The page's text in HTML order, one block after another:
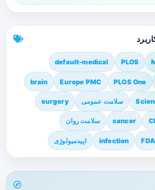
PLOS
default-medical
PLOS One
Europe PMC
brain
سلامت عمومی surgery
cancer سلامت روان
FDA
infection اپیدمیولوژی